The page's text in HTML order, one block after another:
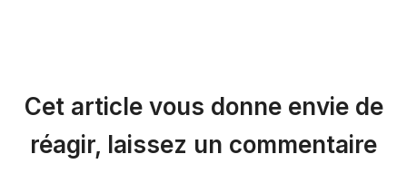
Cet article vous donne envie de
réagir, laissez un commentaire